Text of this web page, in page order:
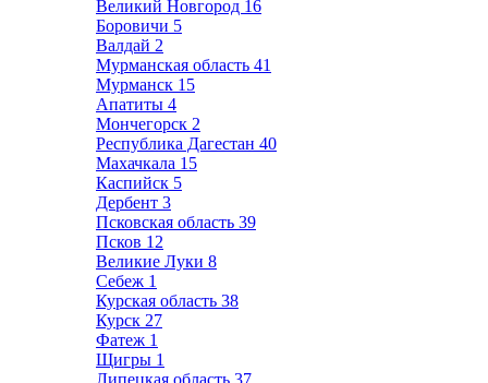
Великий Новгород 16
Боровичи 5
Валдай 2
Мурманская область 41
Мурманск 15
Апатиты 4
Мончегорск 2
Республика Дагестан 40
Махачкала 15
Каспийск 5
Дербент 3
Псковская область 39
Псков 12
Великие Луки 8
Себеж 1
Курская область 38
Курск 27
Фатеж 1
Щигры 1
Липецкая область 37